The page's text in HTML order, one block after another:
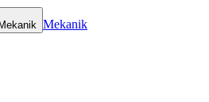
Mekanik